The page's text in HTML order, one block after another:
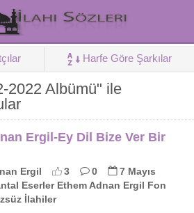
Harfe Göre Şarkılar
2022 Albümü" ile
Ergil-Ey Dil Bize Ver Bir
Ergil 3 0
7 Mayıs
Eserler Ethem Adnan Ergil Fon
İlahiler